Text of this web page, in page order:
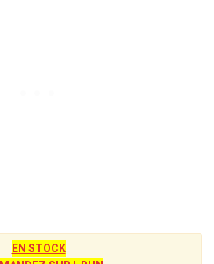
EN STOCK